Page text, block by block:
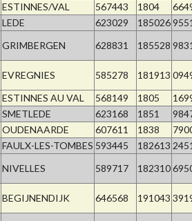
ESTINNES/VAL 567443 1804
LEDE 623029 185026
GRIMBERGEN 628831 185528
EVREGNIES 585278 181913
ESTINNES AU VAL 568149 1805
SMETLEDE 623168 1851
OUDENAARDE 607611 1838
FAULX-LES-TOMBES 593445 182613
NIVELLES 589717 182310
BEGIJNENDIJK 646568 191043